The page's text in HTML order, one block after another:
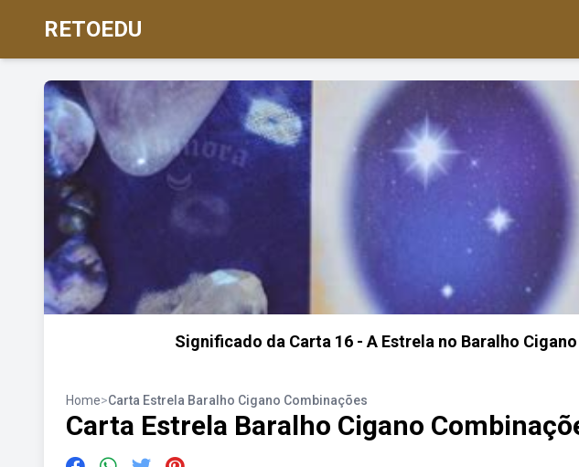
RETOEDU
Significado da Carta 16 - A Estrela no Baralho Cigano
Home>Carta Estrela Baralho Cigano Combinações
Carta Estrela Baralho Cigano